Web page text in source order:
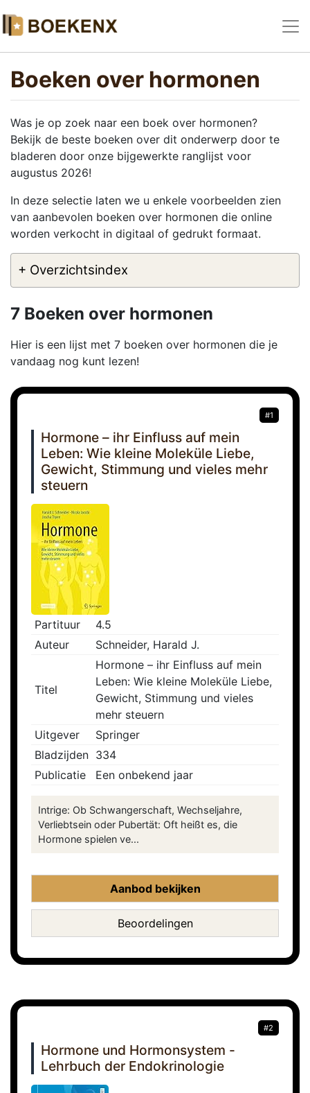
Boeken over hormonen
Was je op zoek naar een boek over hormonen?
Bekijk de beste boeken over dit onderwerp door te
bladeren door onze bijgewerkte ranglijst voor
augustus 2026!
In deze selectie laten we u enkele voorbeelden zien
van aanbevolen boeken over hormonen die online
worden verkocht in digitaal of gedrukt formaat.
+ Overzichtsindex
7 Boeken over hormonen
Hier is een lijst met 7 boeken over hormonen die je
vandaag nog kunt lezen!
#1
Hormone – ihr Einfluss auf mein
Leben: Wie kleine Moleküle Liebe,
Gewicht, Stimmung und vieles mehr
steuern
Partituur
4.5
Auteur
Schneider, Harald J.
Titel
Hormone – ihr Einfluss auf mein
Leben: Wie kleine Moleküle Liebe,
Gewicht, Stimmung und vieles
mehr steuern
Uitgever
Springer
Bladzijden 334
Publicatie
Een onbekend jaar
Intrige: Ob Schwangerschaft, Wechseljahre,
Verliebtsein oder Pubertät: Oft heißt es, die
Hormone spielen ve...
Aanbod bekijken
Beoordelingen
#2
Hormone und Hormonsystem -
Lehrbuch der Endokrinologie